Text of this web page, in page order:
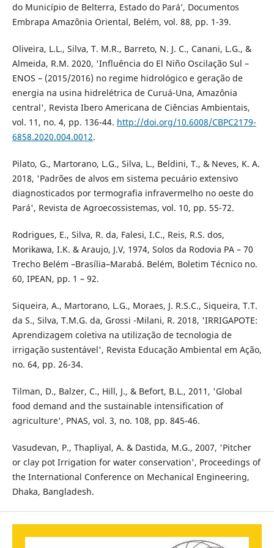
do Município de Belterra, Estado do Pará’, Documentos
Embrapa Amazônia Oriental, Belém, vol. 88, pp. 1-39.
Oliveira, L.L., Silva, T. M.R., Barreto, N. J. C., Canani, L.G., &
Almeida, R.M. 2020, 'Influência do El Niño Oscilação Sul –
ENOS – (2015/2016) no regime hidrológico e geração de
energia na usina hidrelétrica de Curuá-Una, Amazônia
central', Revista Ibero Americana de Ciências Ambientais,
vol. 11, no. 4, pp. 136-44. http://doi.org/10.6008/CBPC2179-
6858.2020.004.0012.
Pilato, G., Martorano, L.G., Silva, L., Beldini, T., & Neves, K. A.
2018, 'Padrões de alvos em sistema pecuário extensivo
diagnosticados por termografia infravermelho no oeste do
Pará', Revista de Agroecossistemas, vol. 10, pp. 55-72.
Rodrigues, E., Silva, R. da, Falesi, I.C., Reis, R.S. dos,
Morikawa, I.K. & Araujo, J.V, 1974, Solos da Rodovia PA – 70
Trecho Belém –Brasília–Marabá. Belém, Boletim Técnico no.
60, IPEAN, pp. 1 – 92.
Siqueira, A., Martorano, L.G., Moraes, J. R.S.C., Siqueira, T.T.
da S., Silva, T.M.G. da, Grossi -Milani, R. 2018, 'IRRIGAPOTE:
Aprendizagem coletiva na utilização de tecnologia de
irrigação sustentável', Revista Educação Ambiental em Ação,
no. 64, pp. 26-34.
Tilman, D., Balzer, C., Hill, J., & Befort, B.L., 2011, 'Global
food demand and the sustainable intensification of
agriculture', PNAS, vol. 3, no. 108, pp. 845-46.
Vasudevan, P., Thapliyal, A. & Dastida, M.G., 2007, 'Pitcher
or clay pot Irrigation for water conservation', Proceedings of
the International Conference on Mechanical Engineering,
Dhaka, Bangladesh.